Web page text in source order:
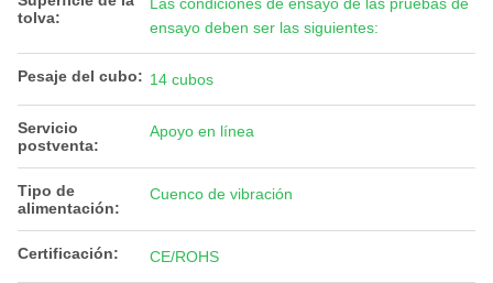
tolva:
ensayo deben ser las siguientes:
Pesaje del cubo: 14 cubos
Servicio
postventa:
Apoyo en línea
Tipo de
alimentación:
Cuenco de vibración
Certificación: CE/ROHS